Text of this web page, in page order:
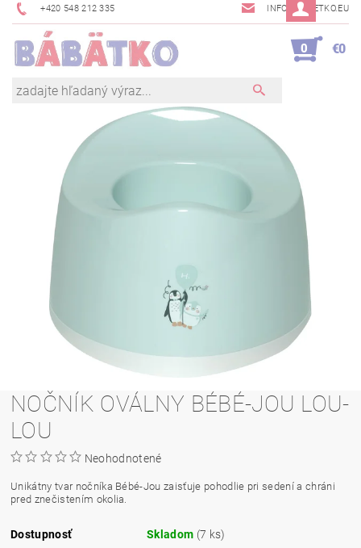
+420 548 212 335 INFO@BABETKO.EU
0 €0
NOČNÍK OVÁLNY BÉBÉ-JOU LOU-
LOU
Neohodnotené
Unikátny tvar nočníka Bébé-Jou zaisťuje pohodlie pri sedení a chráni
pred znečistením okolia.
Dostupnosť Skladom (7 ks)